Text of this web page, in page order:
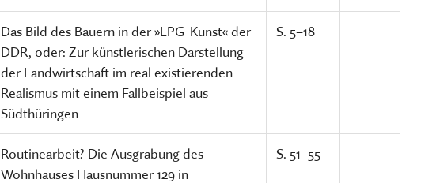
Das Bild des Bauern in der »LPG-Kunst« der
DDR, oder: Zur künstlerischen Darstellung
der Landwirtschaft im real existierenden
Realismus mit einem Fallbeispiel aus
Südthüringen
S. 5–18
Routinearbeit? Die Ausgrabung des
Wohnhauses Hausnummer 129 in
S. 51–55